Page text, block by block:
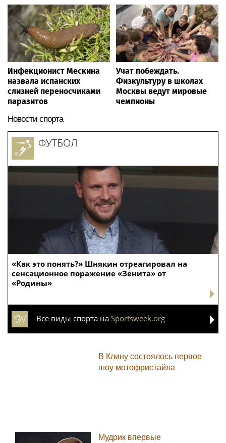
Инфекционист Мескина
назвала испанских
слизней переносчиками
паразитов
Учат побеждать.
Физкультуру в школах
Москвы ведут мировые
чемпионы
Новости спорта
«Как это понять?» Шнякин отреагировал на
сенсационное поражение «Зенита» от
«Родины»
ФУТБОЛ
Все виды спорта на Sportsweek.org
В Клину состоялось первое
шоу мотофристайла
Мудрик впервые